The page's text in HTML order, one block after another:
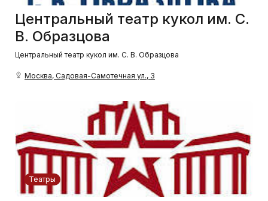
Центральный театр кукол им. С.
В. Образцова
Центральный театр кукол им. С. В. Образцова
Москва, Садовая-Самотечная ул., 3
Театры